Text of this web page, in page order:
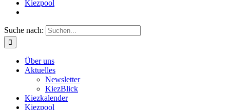
Kiezpool
Suche nach:
Über uns
Aktuelles
Newsletter
KiezBlick
Kiezkalender
Kiezpool